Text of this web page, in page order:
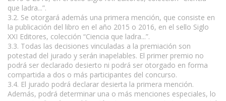
que ladra...”.
3.2. Se otorgará además una primera mención, que consiste en
la publicación del libro en el año 2015 o 2016, en el sello Siglo
XXI Editores, colección “Ciencia que ladra...”.
3.3. Todas las decisiones vinculadas a la premiación son
potestad del jurado y serán inapelables. El primer premio no
podrá ser declarado desierto ni podrá ser otorgado en forma
compartida a dos o más participantes del concurso.
3.4. El jurado podrá declarar desierta la primera mención.
Además, podrá determinar una o más menciones especiales, lo